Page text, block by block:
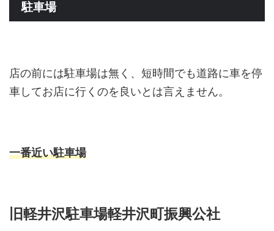
駐車場
店の前には駐車場は無く、短時間でも道路に車を停
車してお店に行くのを良いとは言えません。
一番近い駐車場
旧軽井沢駐車場軽井沢町振興公社